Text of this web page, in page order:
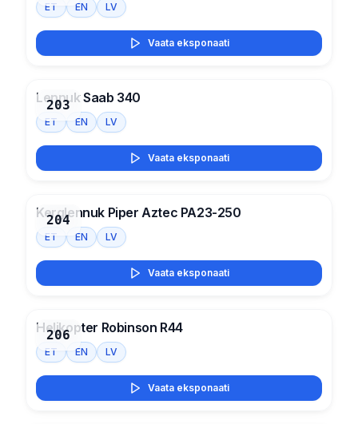
ET EN LV
Vaata eksponaati
203
Lennuk Saab 340
ET EN LV
Vaata eksponaati
204
Kerglennuk Piper Aztec PA23-250
ET EN LV
Vaata eksponaati
206
Helikopter Robinson R44
ET EN LV
Vaata eksponaati